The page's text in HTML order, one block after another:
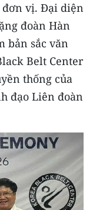
vị. Đại diện
đoàn Hàn
bản sắc văn
Belt Center
thống của
đạo Liên đoàn